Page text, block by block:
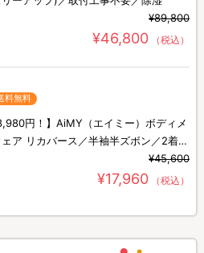
¥89,800
¥46,800 （税込）
料無料
円！】AiMY（エイミー）ボディメ
ア リカバース／半袖半ズボン／2着セ
¥45,600
¥17,960 （税込）